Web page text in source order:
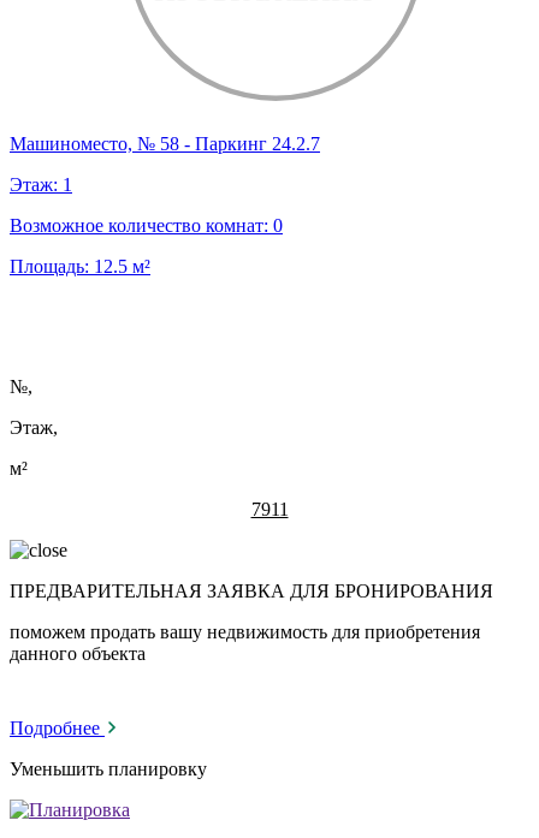
Машиноместо, № 58 - Паркинг 24.2.7
Этаж: 1
Возможное количество комнат: 0
Площадь: 12.5 м²
№,
Этаж,
м²
7911
ПРЕДВАРИТЕЛЬНАЯ ЗАЯВКА ДЛЯ БРОНИРОВАНИЯ
поможем продать вашу недвижимость для приобретения
данного объекта
Подробнее
Уменьшить планировку